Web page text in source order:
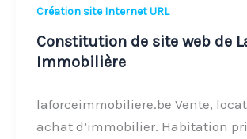
Création site Internet URL
Constitution de site web de
Immobilière
laforceimmobiliere.be Vente,
achat d’immobilier. Habitation